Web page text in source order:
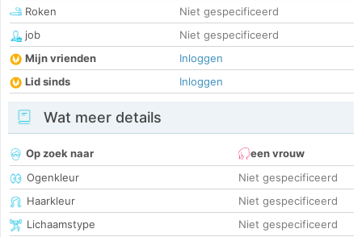
Roken
Niet gespecificeerd
job
Niet gespecificeerd
Mijn vrienden
Inloggen
Lid sinds
Inloggen
Wat meer details
Op zoek naar
een vrouw
Ogenkleur
Niet gespecificeerd
Haarkleur
Niet gespecificeerd
Lichaamstype
Niet gespecificeerd